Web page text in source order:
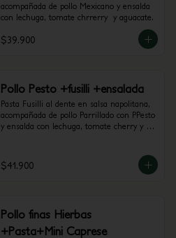
acompañada de pollo Mexicano y ensalda
con lechuga, tomate chrrerry  y aguacate.
$39.900
Pollo Pesto +fusilli +ensalada
Pasta Fusilli al dente en salsa napolitana,
acompañada de pollo Parrillado con PPesto
y ensalda con lechuga, tomate cherry y
$41.900
Pollo finas Hierbas
+Pasta+Mini Caprese